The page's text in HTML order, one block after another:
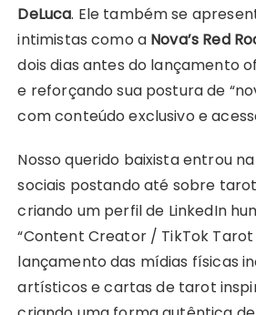
DeLuca. Ele também se
intimistas como a Nova’s Red
dois dias antes do lançamento
e reforçando sua postura de
com conteúdo exclusivo e
Nosso querido baixista entrou
sociais postando até sobre
criando um perfil de LinkedIn
“Content Creator / TikTok Tarot
lançamento das mídias físicas
artísticos e cartas de tarot